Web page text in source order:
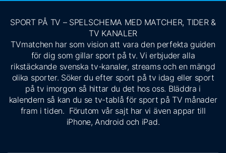
SPORT PÅ TV – SPELSCHEMA MED MATCHER, TIDER &
TV KANALER
TVmatchen har som vision att vara den perfekta guiden
för dig som gillar sport på tv. Vi erbjuder alla
rikstäckande svenska tv-kanaler, streams och en mängd
olika sporter. Söker du efter sport på tv idag eller sport
på tv imorgon så hittar du det hos oss. Bläddra i
kalendern så kan du se tv-tablå för sport på TV månader
fram i tiden. Förutom vår sajt har vi även appar till
iPhone, Android och iPad.